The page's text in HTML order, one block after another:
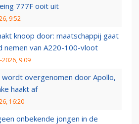
777F ooit uit
9:52
knoop door: maatschappij gaat
nemen van A220-100-vloot
2026, 9:09
wordt overgenomen door Apollo,
haakt af
16:20
onbekende jongen in de